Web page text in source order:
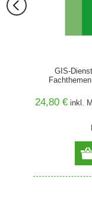
GIS-
24,80 € inkl.